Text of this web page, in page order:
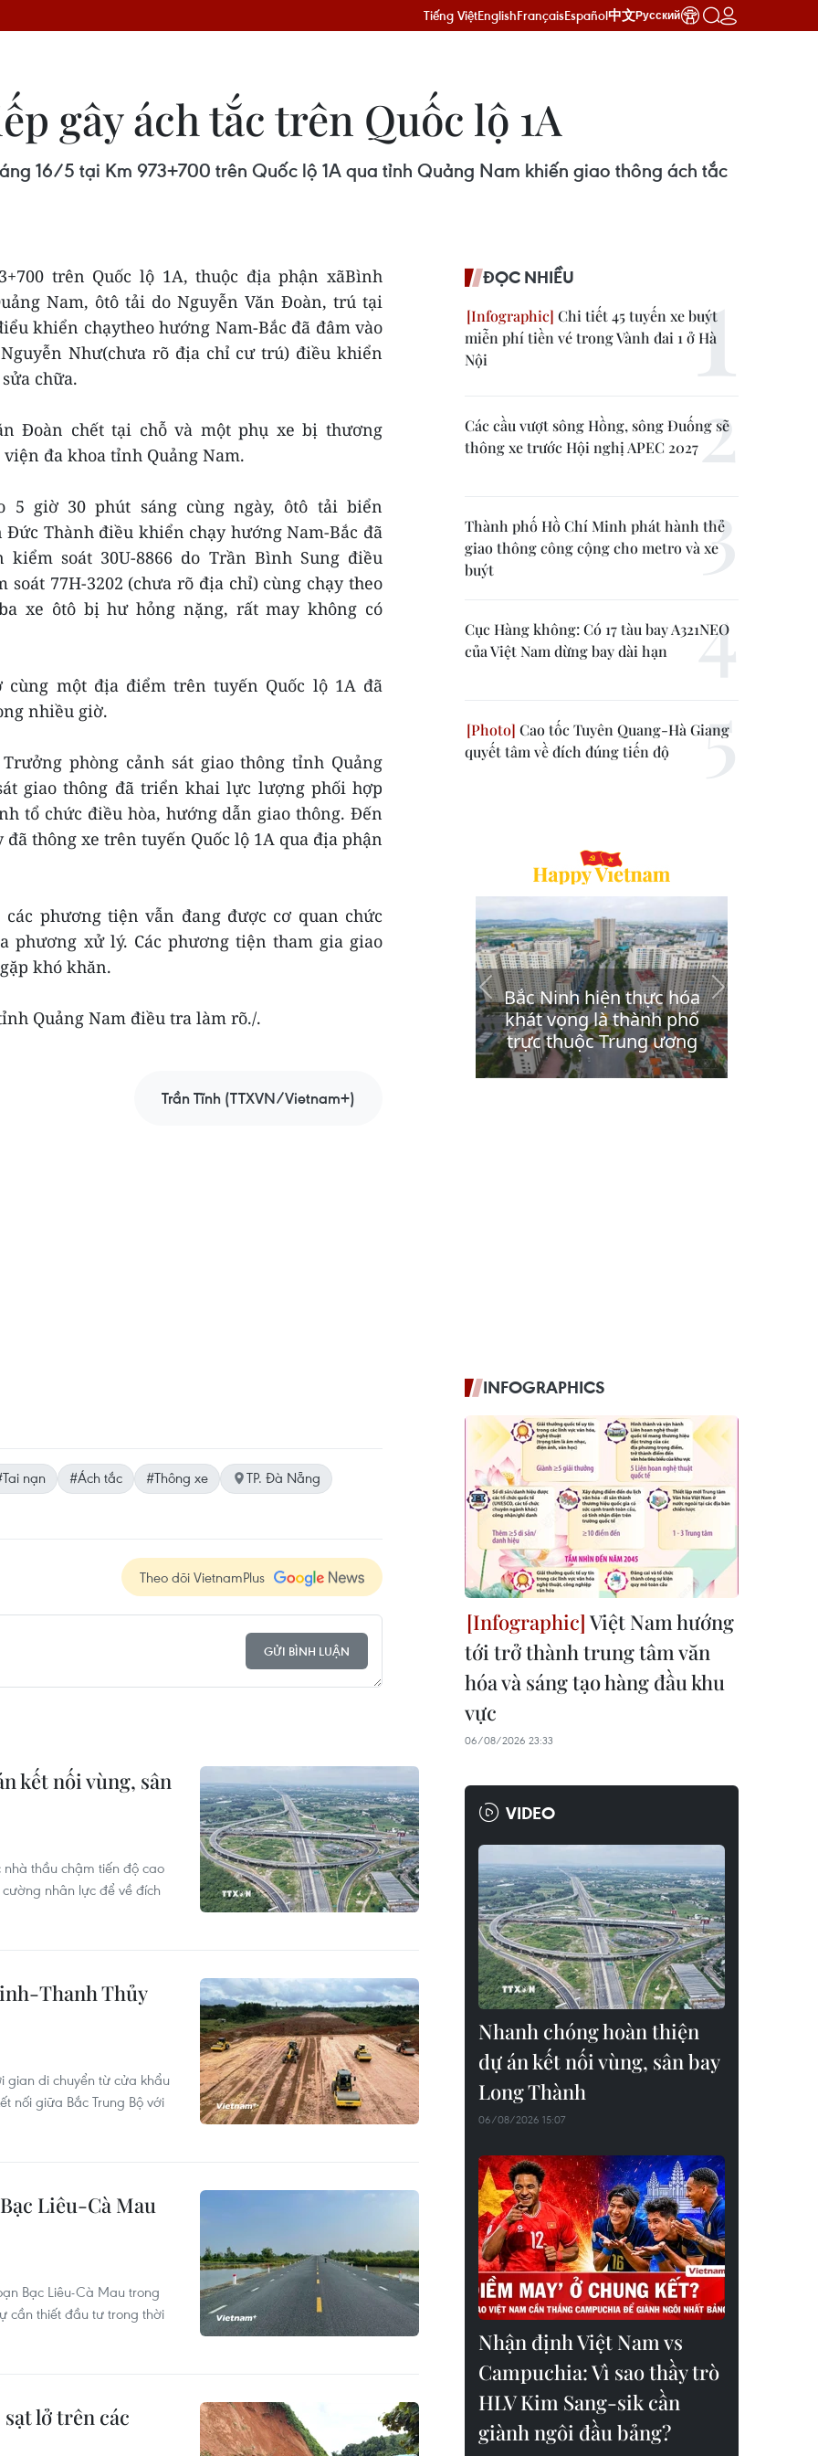
Tiếng ViệtEnglishFrançaisEspañol中文Русский
gây ách tắc trên Quốc lộ 1A
16/5 tại Km 973+700 trên Quốc lộ 1A qua tỉnh Quảng Nam khiến giao thông ách tắc
trên Quốc lộ 1A, thuộc địa phận xãBình
Nam, ôtô tải do Nguyễn Văn Đoàn, trú tại
khiển chạytheo hướng Nam-Bắc đã đâm vào
Như(chưa rõ địa chỉ cư trú) điều khiển
chữa.
Đoàn chết tại chỗ và một phụ xe bị thương
đa khoa tỉnh Quảng Nam.
5 giờ 30 phút sáng cùng ngày, ôtô tải biển
Đức Thành điều khiển chạy hướng Nam-Bắc đã
soát 30U-8866 do Trần Bình Sung điều
77H-3202 (chưa rõ địa chỉ) cùng chạy theo
xe ôtô bị hư hỏng nặng, rất may không có
một địa điểm trên tuyến Quốc lộ 1A đã
nhiều giờ.
phòng cảnh sát giao thông tỉnh Quảng
giao thông đã triển khai lực lượng phối hợp
tổ chức điều hòa, hướng dẫn giao thông. Đến
đã thông xe trên tuyến Quốc lộ 1A qua địa phận
phương tiện vẫn đang được cơ quan chức
phương xử lý. Các phương tiện tham gia giao
khó khăn.
Quảng Nam điều tra làm rõ./.
Trần Tĩnh (TTXVN/Vietnam+)
nạn #Ách tắc #Thông xe TP. Đà Nẵng
Theo dõi VietnamPlus
GỬI BÌNH LUẬN
kết nối vùng, sân
thầu chậm tiến độ cao
nhân lực để về đích
Thanh Thủy
gian di chuyển từ cửa khẩu
nối giữa Bắc Trung Bộ với
Liêu-Cà Mau
Bạc Liêu-Cà Mau trong
cần thiết đầu tư trong thời
lở trên các
ĐỌC NHIỀU
Chi tiết 45 tuyến xe buýt
miễn phí tiền vé trong Vành đai 1 ở Hà
Nội
Các cầu vượt sông Hồng, sông Đuống sẽ
thông xe trước Hội nghị APEC 2027
Thành phố Hồ Chí Minh phát hành thẻ
giao thông công cộng cho metro và xe
buýt
Cục Hàng không: Có 17 tàu bay A321NEO
của Việt Nam dừng bay dài hạn
Cao tốc Tuyên Quang-Hà Giang
quyết tâm về đích đúng tiến độ
INFOGRAPHICS
Việt Nam hướng
tới trở thành trung tâm văn
hóa và sáng tạo hàng đầu khu
vực
06/08/2026 23:33
VIDEO
Nhanh chóng hoàn thiện
dự án kết nối vùng, sân bay
Long Thành
06/08/2026 15:07
Nhận định Việt Nam vs
Campuchia: Vì sao thầy trò
HLV Kim Sang-sik cần
giành ngôi đầu bảng?